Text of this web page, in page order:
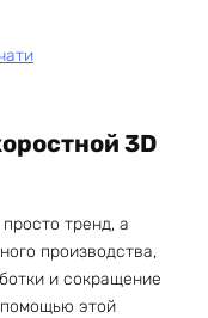
3D
тренд, а
производства,
и сокращение
этой